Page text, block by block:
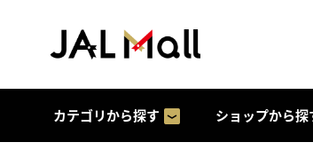
カテゴリから探す ショップから探